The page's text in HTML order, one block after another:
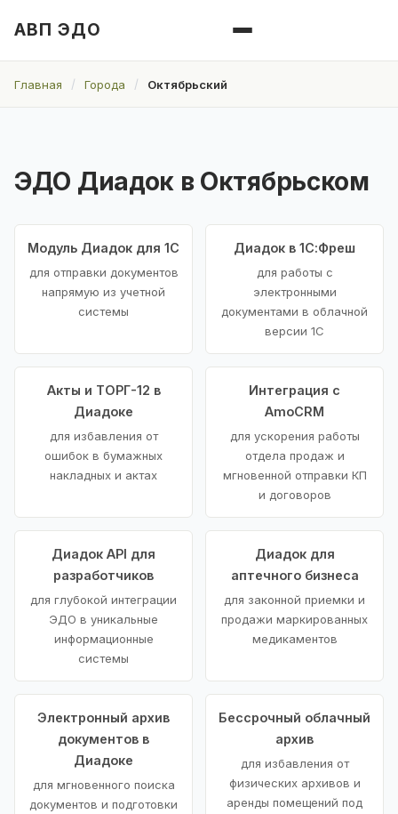
АВП ЭДО
Главная Города Октябрьский
ЭДО Диадок в Октябрьском
Модуль Диадок для 1С
для отправки документов
напрямую из учетной
системы
Диадок в 1С:Фреш
для работы с
электронными
документами в облачной
версии 1С
Акты и ТОРГ-12 в
Диадоке
для избавления от
ошибок в бумажных
накладных и актах
Интеграция с
AmoCRM
для ускорения работы
отдела продаж и
мгновенной отправки КП
и договоров
Диадок API для
разработчиков
для глубокой интеграции
ЭДО в уникальные
информационные
системы
Диадок для
аптечного бизнеса
для законной приемки и
продажи маркированных
медикаментов
Электронный архив
документов в
Диадоке
для мгновенного поиска
документов и подготовки
Бессрочный облачный
архив
для избавления от
физических архивов и
аренды помещений под